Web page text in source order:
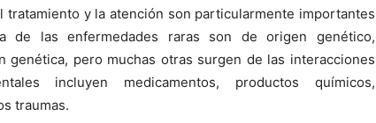
y la atención son particularmente importantes
de las enfermedades raras son de origen genético,
genética, pero muchas otras surgen de las interacciones
incluyen medicamentos, productos químicos,
traumas.